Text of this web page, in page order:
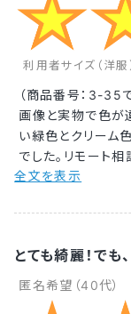
利用者サイズ（洋服
（商品番号：3-35
画像と実物で色が
い緑色とクリーム
でした。リモート
全文を表示
とても綺麗！でも
匿名希望（40代）